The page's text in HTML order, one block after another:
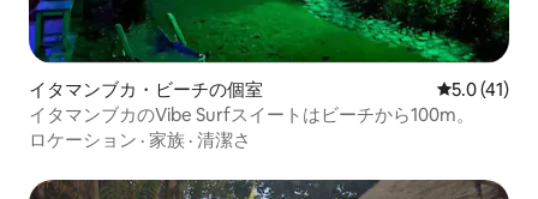
イタマンブカ・ビーチの個室 レビュー41
5.0 (41)
イタマンブカのVibe Surfスイートはビーチから100m。
ロケーション · 家族 · 清潔さ